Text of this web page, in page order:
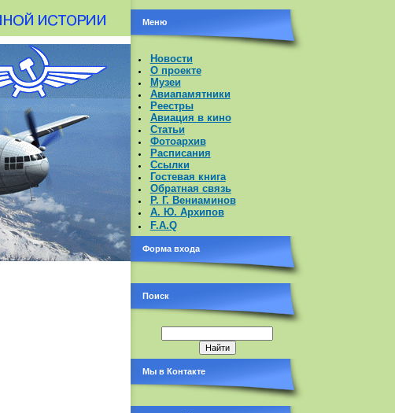
Меню
Новости
О проекте
Музеи
Авиапамятники
Реестры
Авиация в кино
Статьи
Фотоархив
Расписания
Ссылки
Гостевая книга
Обратная связь
Р. Г. Вениаминов
А. Ю. Архипов
F.A.Q
Форма входа
Поиск
Мы в Контакте